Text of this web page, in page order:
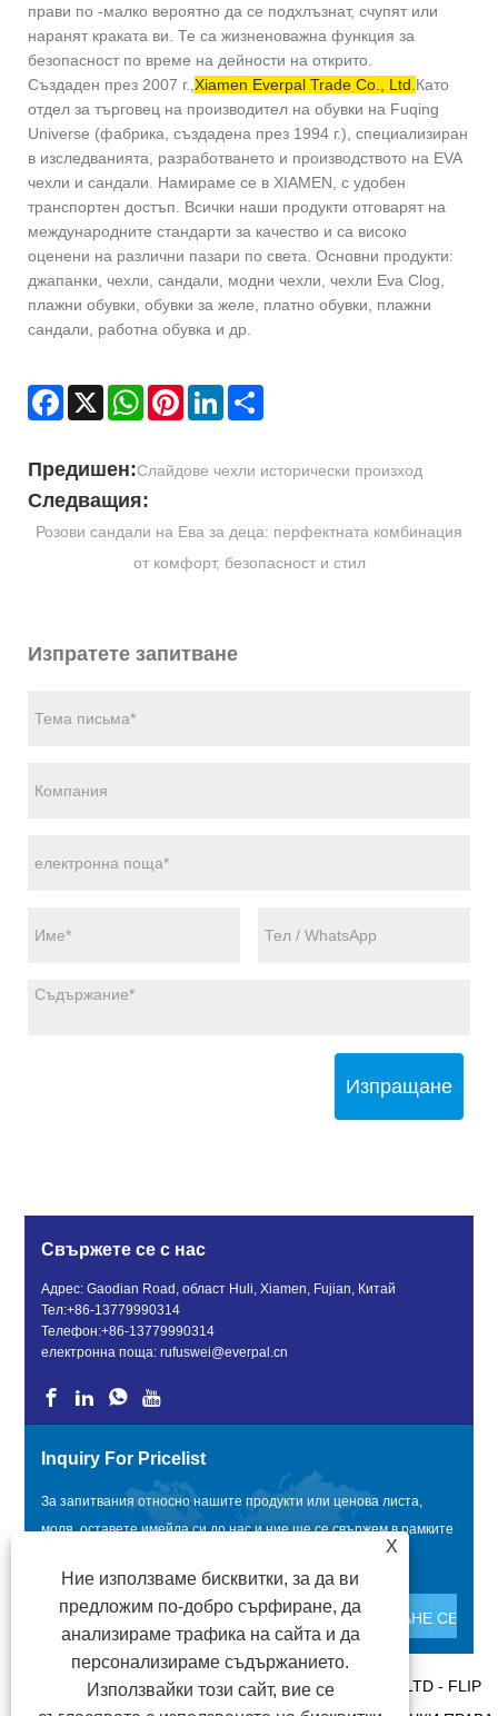
прави по -малко вероятно да се подхлъзнат, счупят или
наранят краката ви. Те са жизненоважна функция за
безопасност по време на дейности на открито.
Създаден през 2007 г., Xiamen Everpal Trade Co., Ltd. Като
отдел за търговец на производител на обувки на Fuqing
Universe (фабрика, създадена през 1994 г.), специализиран
в изследванията, разработването и производството на EVA
чехли и сандали. Намираме се в XIAMEN, с удобен
транспортен достъп. Всички наши продукти отговарят на
международните стандарти за качество и са високо
оценени на различни пазари по света. Основни продукти:
джапанки, чехли, сандали, модни чехли, чехли Eva Clog,
плажни обувки, обувки за желе, платно обувки, плажни
сандали, работна обувка и др.
Facebook
X WhatsAppPinterestLinkedIn
Предишен:Слайдове чехли исторически произход
Следващия:
Розови сандали на Ева за деца: перфектната комбинация
от комфорт, безопасност и стил
Изпратете запитване
Изпращане
Свържете се с нас
Адрес: Gaodian Road, област Huli, Xiamen, Fujian, Китай
Тел:+86-13779990314
Телефон:+86-13779990314
електронна поща:rufuswei@everpal.cn
Inquiry For Pricelist
За запитвания относно нашите продукти или ценова листа,
моля, оставете имейла си до нас и ние ще се свържем в рамките
COPYRIGHT © 2022 XIAMEN EVERPAL TRADE CO., LTD - FLIP
X
Ние използваме бисквитки, за да ви
предложим по-добро сърфиране, да
анализираме трафика на сайта и да
персонализираме съдържанието.
Използвайки този сайт, вие се